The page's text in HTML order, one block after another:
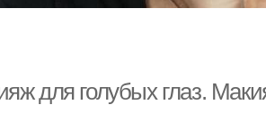
для голубых глаз.